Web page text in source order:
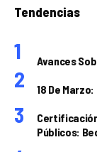
Tendencias
Avances
18 De
Públicos: